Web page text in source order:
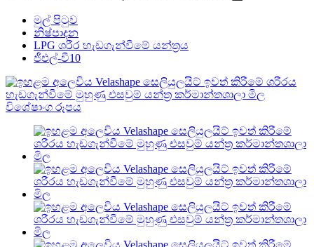
මුල් පිටුව
නිෂ්පාදන
LPG ශරීර හැඩගැන්වීමේ යන්ත්‍රය
ජීඑල්-වී10